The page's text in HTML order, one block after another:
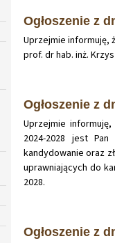
Ogłoszenie z
Uprzejmie informuję,
prof. dr hab. inż.
Ogłoszenie z
Uprzejmie
2024-2028 jest
kandydowanie oraz
uprawniających do
2028.
Ogłoszenie z